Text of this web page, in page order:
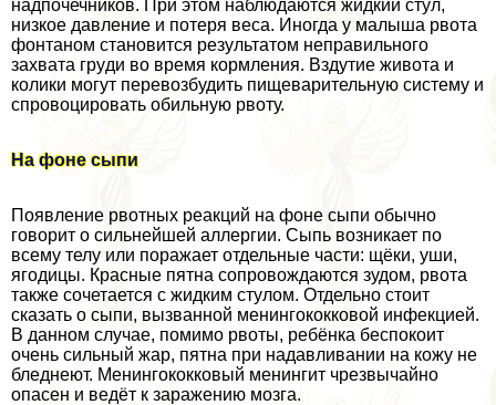
надпочечников. При этом наблюдаются жидкий стул,
низкое давление и потеря веса. Иногда у малыша рвота
фонтаном становится результатом неправильного
захвата гpyди во время кормления. Вздутие живота и
колики могут перевозбудить пищеварительную систему и
спровоцировать обильную рвоту.
На фоне сыпи
Появление рвотных реакций на фоне сыпи обычно
говорит о сильнейшей аллергии. Сыпь возникает по
всему телу или поражает отдельные части: щёки, уши,
ягoдицы. Красные пятна сопровождаются зудом, рвота
также сочетается с жидким стулом. Отдельно стоит
сказать о сыпи, вызванной менингококковой инфекцией.
В данном случае, помимо рвоты, ребёнка беспокоит
очень сильный жар, пятна при надавливании на кожу не
бледнеют. Менингококковый менингит чрезвычайно
опасен и ведёт к заражению мозга.